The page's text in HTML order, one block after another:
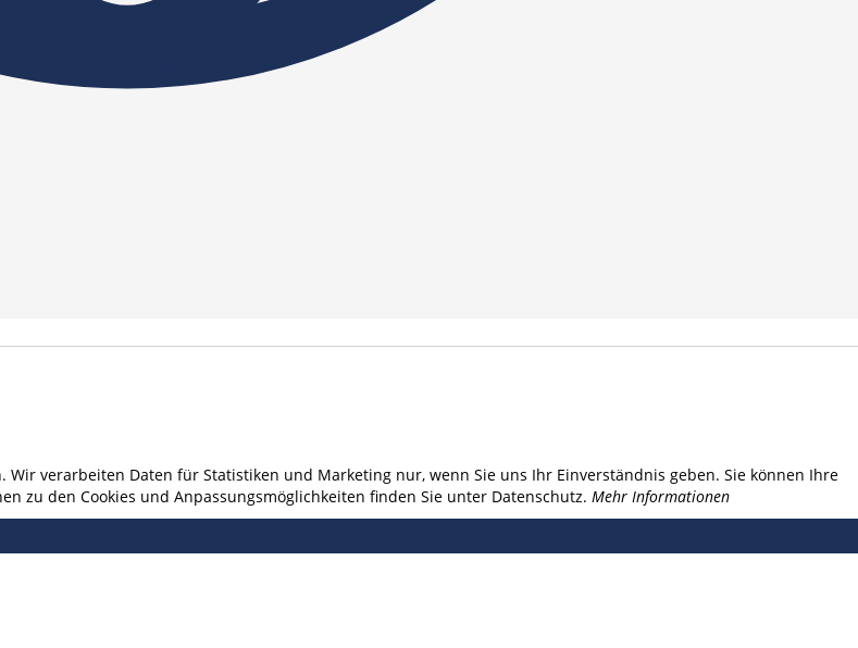
verarbeiten Daten für Statistiken und Marketing nur, wenn Sie uns Ihr Einverständnis geben. Sie können Ihre
zu den Cookies und Anpassungsmöglichkeiten finden Sie unter Datenschutz. Mehr Informationen